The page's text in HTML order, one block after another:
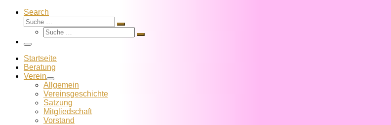
Search
Suche
Suche
Suche
Suche
Menü
Startseite
Beratung
Verein
Allgemein
Vereins­geschichte
Satzung
Mitglied­schaft
Vorstand